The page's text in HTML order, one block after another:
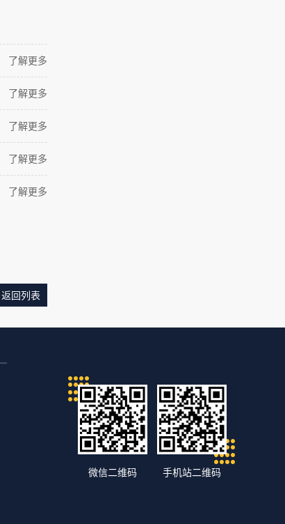
了解更多
了解更多
了解更多
了解更多
了解更多
返回列表
微信二维码 手机站二维码